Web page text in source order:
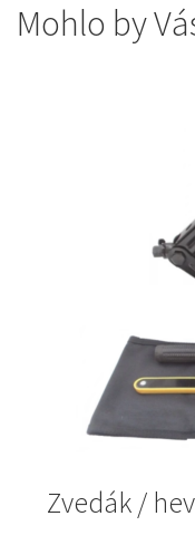
Mohlo by
Zvedák /